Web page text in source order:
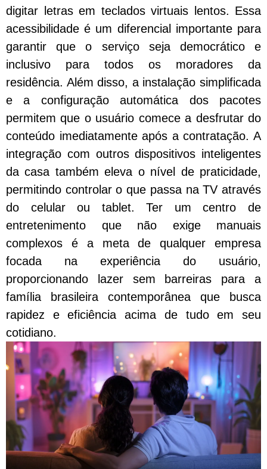
digitar letras em teclados virtuais lentos. Essa
acessibilidade é um diferencial importante para
garantir que o serviço seja democrático e
inclusivo para todos os moradores da
residência. Além disso, a instalação simplificada
e a configuração automática dos pacotes
permitem que o usuário comece a desfrutar do
conteúdo imediatamente após a contratação. A
integração com outros dispositivos inteligentes
da casa também eleva o nível de praticidade,
permitindo controlar o que passa na TV através
do celular ou tablet. Ter um centro de
entretenimento que não exige manuais
complexos é a meta de qualquer empresa
focada na experiência do usuário,
proporcionando lazer sem barreiras para a
família brasileira contemporânea que busca
rapidez e eficiência acima de tudo em seu
cotidiano.